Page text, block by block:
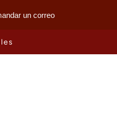
un correo